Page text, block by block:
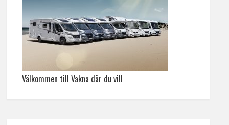
Välkommen till Vakna där du vill